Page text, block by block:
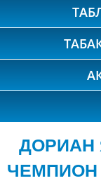
ДОРИАН
ЧЕМПИОН